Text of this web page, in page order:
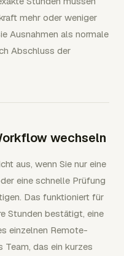
mehr oder weniger
Ausnahmen als normale
Abschluss der
wechseln
aus, wenn Sie nur eine
eine schnelle Prüfung
Das funktioniert für
Stunden bestätigt, eine
einzelnen Remote-
Team, das ein kurzes